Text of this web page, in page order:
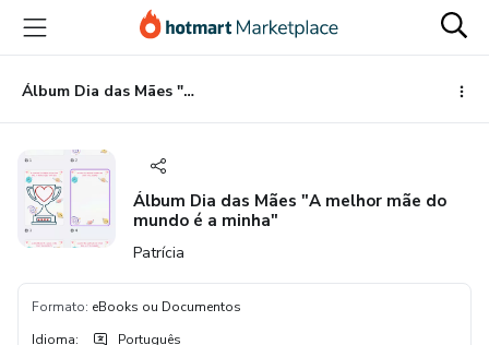
para
conteúdo
principal
para
pagamento
para
rodapé
Álbum Dia das Mães "A melhor mãe do mundo é a minha"
Álbum Dia das Mães "A melhor mãe do
mundo é a minha"
Patrícia
Formato: eBooks ou Documentos
Idioma: Português